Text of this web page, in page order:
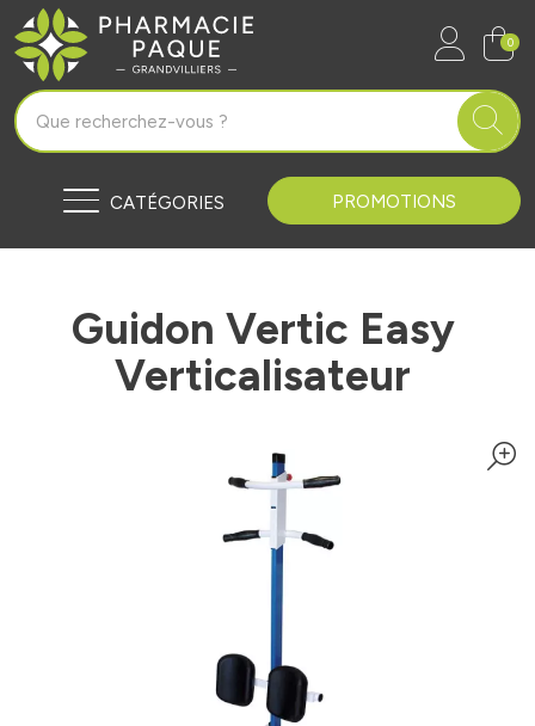
Pharmacie Paque Grandvilliers
0
CATÉGORIES PROMOTIONS
Guidon Vertic Easy
Verticalisateur